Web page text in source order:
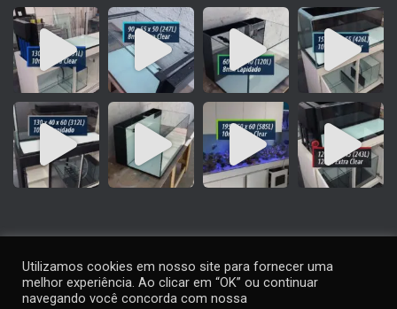
Utilizamos cookies em nosso site para fornecer uma
melhor experiência. Ao clicar em “OK” ou continuar
navegando você concorda com nossa